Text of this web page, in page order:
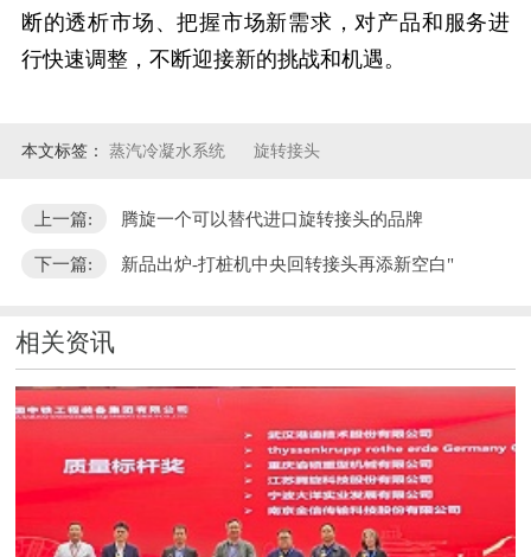
断的透析市场、把握市场新需求，对产品和服务进
行快速调整，不断迎接新的挑战和机遇。
本文标签： 蒸汽冷凝水系统 旋转接头
上一篇: 腾旋一个可以替代进口旋转接头的品牌
下一篇: 新品出炉-打桩机中央回转接头再添新空白"
相关资讯